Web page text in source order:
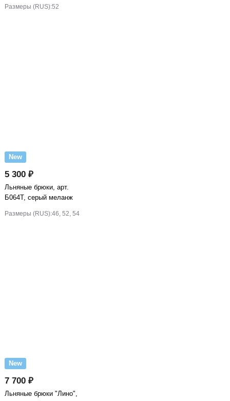
Размеры (RUS):52
New
5 300 ₽
Льняные брюки, арт.
Б064Т, серый меланж
Размеры (RUS):46, 52, 54
New
7 700 ₽
Льняные брюки "Лино",